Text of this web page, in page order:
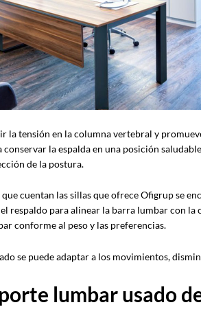
la tensión en la columna vertebral y
conservar la espalda en una posición
de la postura.
cuentan las sillas que ofrece Ofigrup se
respaldo para alinear la barra lumbar con la
conforme al peso y las preferencias.
se puede adaptar a los movimientos,
lumbar usado